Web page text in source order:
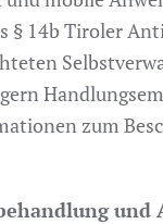
§ 14b Tiroler
zum
und